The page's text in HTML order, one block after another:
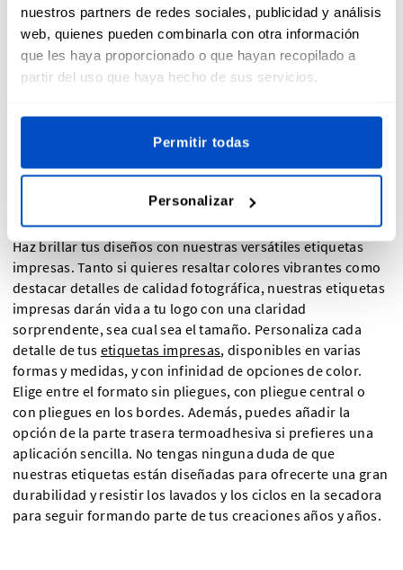
nuestros partners de redes sociales, publicidad y análisis
web, quienes pueden combinarla con otra información
que les haya proporcionado o que hayan recopilado a
partir del uso que haya hecho de sus servicios.
Permitir todas
Personalizar
Reproduce todos los detalles con etiquetas
impresas
Haz brillar tus diseños con nuestras versátiles etiquetas
impresas. Tanto si quieres resaltar colores vibrantes como
destacar detalles de calidad fotográfica, nuestras etiquetas
impresas darán vida a tu logo con una claridad
sorprendente, sea cual sea el tamaño. Personaliza cada
detalle de tus etiquetas impresas, disponibles en varias
formas y medidas, y con infinidad de opciones de color.
Elige entre el formato sin pliegues, con pliegue central o
con pliegues en los bordes. Además, puedes añadir la
opción de la parte trasera termoadhesiva si prefieres una
aplicación sencilla. No tengas ninguna duda de que
nuestras etiquetas están diseñadas para ofrecerte una gran
durabilidad y resistir los lavados y los ciclos en la secadora
para seguir formando parte de tus creaciones años y años.